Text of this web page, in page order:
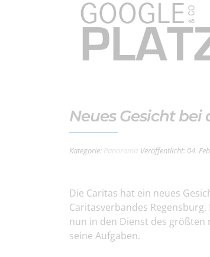
Neues Gesicht
Kategorie: Panorama Veröffentlicht: 04.
Die Caritas hat ein neues
Caritasverbandes
nun in den Dienst des
seine Aufgaben.